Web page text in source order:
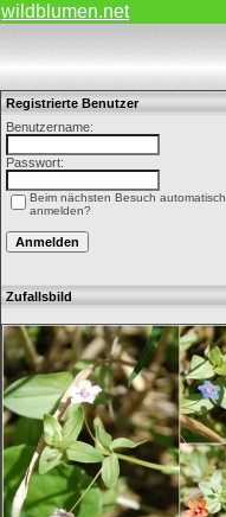
wildblumen.net
Registrierte Benutzer
Benutzername:
Passwort:
Beim nächsten Besuch automatisch
anmelden?
Zufallsbild